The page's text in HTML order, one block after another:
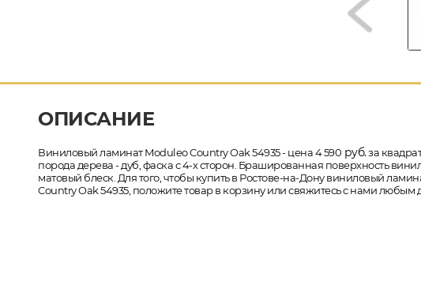
ОПИСАНИЕ
Виниловый ламинат Moduleo Country Oak 54935 - цена 4 590 руб.за
порода дерева - дуб, фаска с 4-х сторон. Брашированная поверхность
матовый блеск. Для того, чтобы купить в Ростове-на-Дону виниловый
Country Oak 54935, положите товар в корзину или свяжитесь с нами любым